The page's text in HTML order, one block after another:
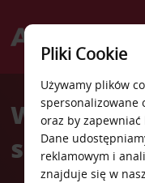
Welcome
Avis
Pliki Cookie
Używamy plików
spersonalizowane
oraz by zapewniać
Dane
reklamowym i
znajduje się w